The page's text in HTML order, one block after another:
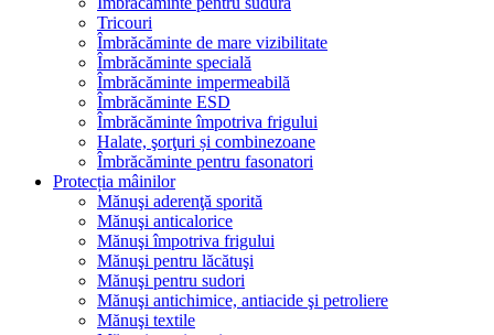
Tricouri
Îmbrăcăminte de mare vizibilitate
Îmbrăcăminte specială
Îmbrăcăminte impermeabilă
Îmbrăcăminte ESD
Îmbrăcăminte împotriva frigului
Halate, şorţuri și combinezoane
Îmbrăcăminte pentru fasonatori
Protecția mâinilor
Mănuşi aderenţă sporită
Mănuşi anticalorice
Mănuşi împotriva frigului
Mănuşi pentru lăcătuşi
Mănuşi pentru sudori
Mănuşi antichimice, antiacide şi petroliere
Mănuşi textile